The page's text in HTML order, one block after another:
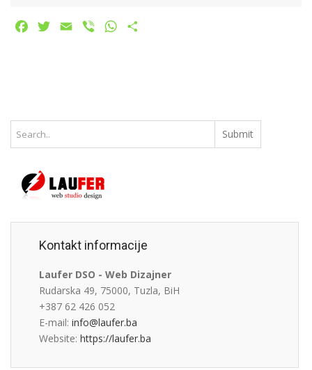
FacebookTwitter
Email Viber WhatsApp
Kontakt informacije
Laufer DSO - Web Dizajner
Rudarska 49, 75000, Tuzla, BiH
+387 62 426 052
E-mail: info@laufer.ba
Website: https://laufer.ba